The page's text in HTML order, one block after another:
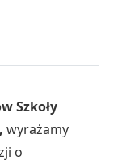
Szkoły
wyrażamy
o